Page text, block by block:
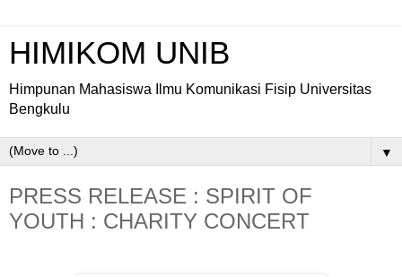
HIMIKOM UNIB
Himpunan Mahasiswa Ilmu Komunikasi Fisip Universitas
Bengkulu
▼
PRESS RELEASE : SPIRIT OF
YOUTH : CHARITY CONCERT